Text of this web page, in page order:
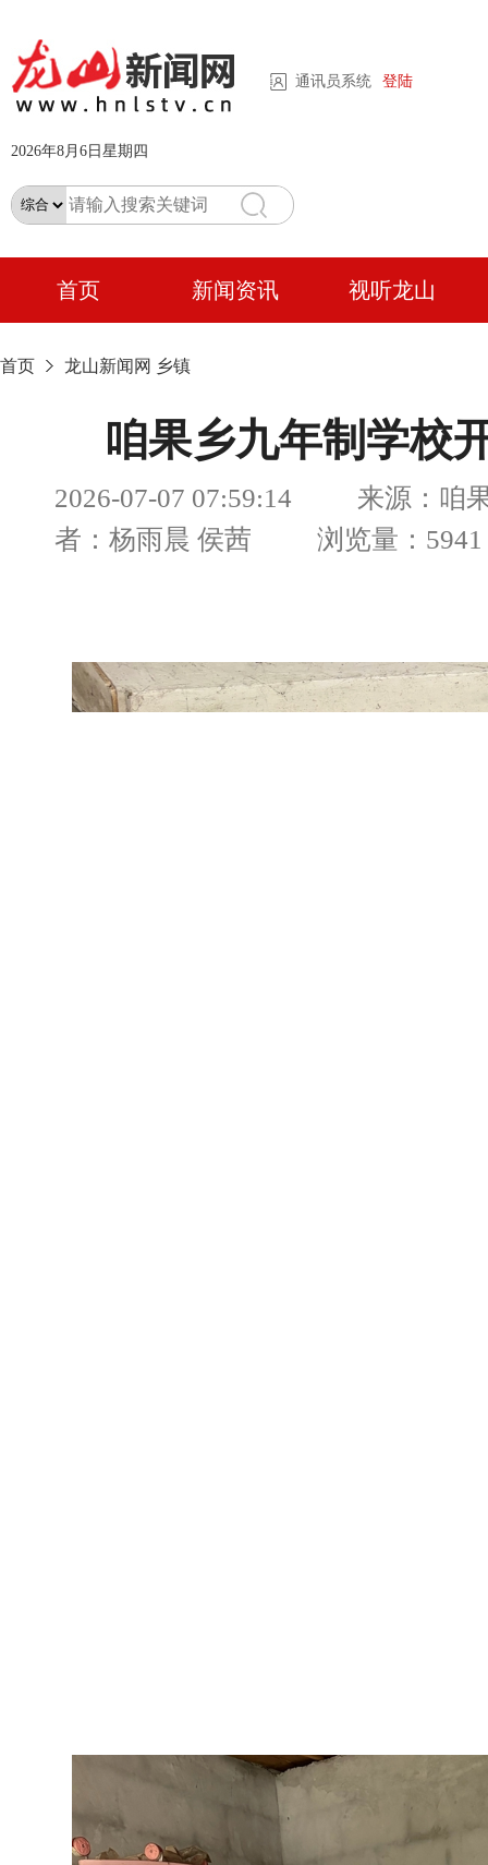
通讯员系统 登陆
2026年8月6日星期四
首页 新闻资讯 视听龙山
首页 龙山新闻网 乡镇
咱果乡九年制学校
2026-07-07 07:59:14 来源：咱果
者：杨雨晨 侯茜 浏览量：5941